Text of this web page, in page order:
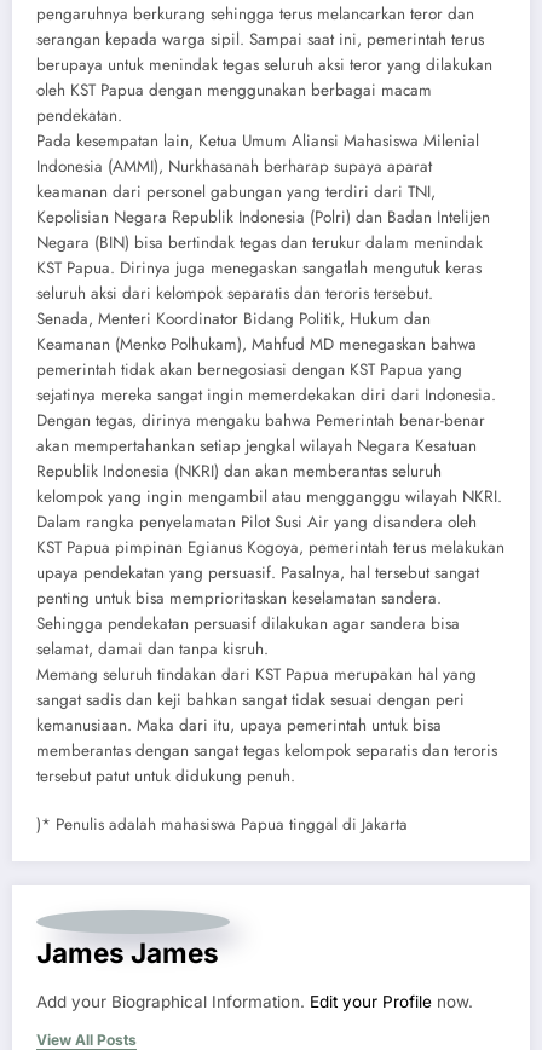
pengaruhnya berkurang sehingga terus melancarkan teror dan
serangan kepada warga sipil. Sampai saat ini, pemerintah terus
berupaya untuk menindak tegas seluruh aksi teror yang dilakukan
oleh KST Papua dengan menggunakan berbagai macam
pendekatan.
Pada kesempatan lain, Ketua Umum Aliansi Mahasiswa Milenial
Indonesia (AMMI), Nurkhasanah berharap supaya aparat
keamanan dari personel gabungan yang terdiri dari TNI,
Kepolisian Negara Republik Indonesia (Polri) dan Badan Intelijen
Negara (BIN) bisa bertindak tegas dan terukur dalam menindak
KST Papua. Dirinya juga menegaskan sangatlah mengutuk keras
seluruh aksi dari kelompok separatis dan teroris tersebut.
Senada, Menteri Koordinator Bidang Politik, Hukum dan
Keamanan (Menko Polhukam), Mahfud MD menegaskan bahwa
pemerintah tidak akan bernegosiasi dengan KST Papua yang
sejatinya mereka sangat ingin memerdekakan diri dari Indonesia.
Dengan tegas, dirinya mengaku bahwa Pemerintah benar-benar
akan mempertahankan setiap jengkal wilayah Negara Kesatuan
Republik Indonesia (NKRI) dan akan memberantas seluruh
kelompok yang ingin mengambil atau mengganggu wilayah NKRI.
Dalam rangka penyelamatan Pilot Susi Air yang disandera oleh
KST Papua pimpinan Egianus Kogoya, pemerintah terus melakukan
upaya pendekatan yang persuasif. Pasalnya, hal tersebut sangat
penting untuk bisa memprioritaskan keselamatan sandera.
Sehingga pendekatan persuasif dilakukan agar sandera bisa
selamat, damai dan tanpa kisruh.
Memang seluruh tindakan dari KST Papua merupakan hal yang
sangat sadis dan keji bahkan sangat tidak sesuai dengan peri
kemanusiaan. Maka dari itu, upaya pemerintah untuk bisa
memberantas dengan sangat tegas kelompok separatis dan teroris
tersebut patut untuk didukung penuh.
)* Penulis adalah mahasiswa Papua tinggal di Jakarta
James James
Add your Biographical Information. Edit your Profile now.
View All Posts